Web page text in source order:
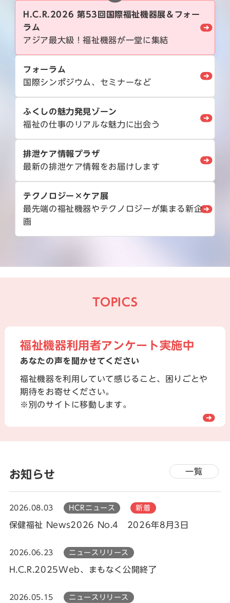
H.C.R.2026 第53回国際福祉機器展＆フォー
ラム
アジア最大級！福祉機器が一堂に集結
フォーラム
国際シンポジウム、セミナーなど
ふくしの魅力発見ゾーン
福祉の仕事のリアルな魅力に出会う
排泄ケア情報プラザ
最新の排泄ケア情報をお届けします
テクノロジー×ケア展
最先端の福祉機器やテクノロジーが集まる新企
画
TOPICS
福祉機器利用者アンケート実施中
あなたの声を聞かせてください
福祉機器を利用していて感じること、困りごとや
期待をお寄せください。
※別のサイトに移動します。
お知らせ 一覧
2026.08.03 HCRニュース 新着
保健福祉 News2026 No.4 2026年8月3日
2026.06.23 ニュースリリース
H.C.R.2025Web、まもなく公開終了
2026.05.15 ニュースリリース